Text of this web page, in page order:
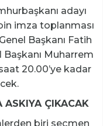
adayı
imza toplanması
Başkanı Fatih
Muharrem
20.00’ye kadar
ASKIYA ÇIKACAK
biri seçmen